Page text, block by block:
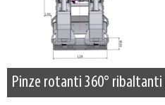
Pinze rotanti 360° ribaltanti